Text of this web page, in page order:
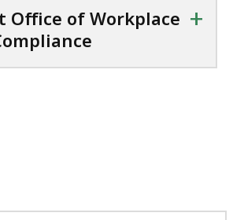
Office of Workplace +